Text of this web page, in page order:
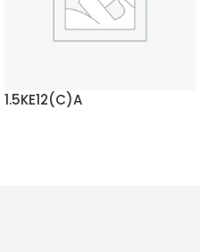
1.5KE12(C)A